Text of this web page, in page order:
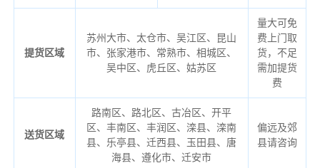
提货区域
苏州大市、太仓市、吴江区、昆山
市、张家港市、常熟市、相城区、
吴中区、虎丘区、姑苏区
量大可免
费上门取
货，不足
需加提货
费
送货区域
路南区、路北区、古冶区、开平
区、丰南区、丰润区、滦县、滦南
县、乐亭县、迁西县、玉田县、唐
海县、遵化市、迁安市
偏远及郊
县请咨询